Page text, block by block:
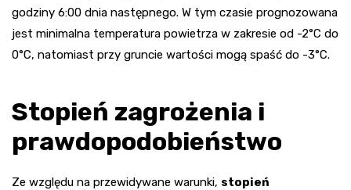
godziny 6:00 dnia następnego. W tym czasie prognozowana
jest minimalna temperatura powietrza w zakresie od -2°C do
0°C, natomiast przy gruncie wartości mogą spaść do -3°C.
Stopień zagrożenia i
prawdopodobieństwo
Ze względu na przewidywane warunki, stopień